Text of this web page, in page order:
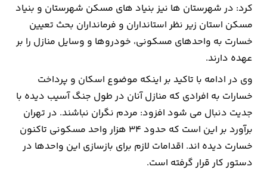
کرد: در شهرستان ها نیز بنیاد های مسکن شهرستان و بنیاد
مسکن استان زیر نظر استانداران و فرمانداران بحث تعیین
خسارت به واحدهای مسکونی، خودروها و وسایل منازل را بر
عهده دارند.
وی در ادامه با تاکید بر اینکه موضوع اسکان و پرداخت
خسارات به افرادی که منازل آنان در طول جنگ آسیب دیده با
جدیت دنبال می شود افزود: مردم نگران نباشند. در تهران
برآورد بر این است که حدود ۳۴ هزار واحد مسکونی تاکنون
خسارت دیده اند. اقدامات لازم برای بازسازی این واحدها در
دستور کار قرار گرفته است.